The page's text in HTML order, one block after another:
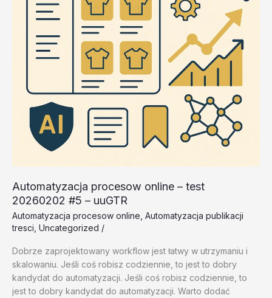
Automatyzacja procesow online – test
20260202 #5 – uuGTR
Automatyzacja procesow online Automatyzacja publikacji
tresci Uncategorized /
Dobrze zaprojektowany workflow jest łatwy w utrzymaniu i
skalowaniu. Jeśli coś robisz codziennie, to jest to dobry
kandydat do automatyzacji. Jeśli coś robisz codziennie, to
jest to dobry kandydat do automatyzacji. Warto dodać